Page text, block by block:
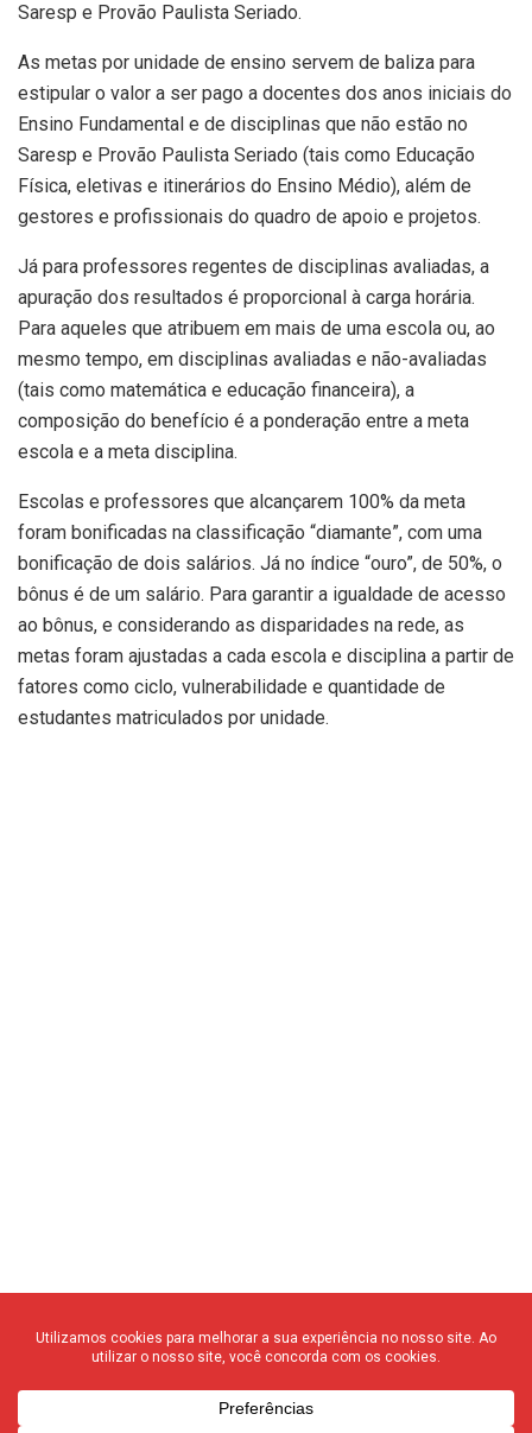
Saresp e Provão Paulista Seriado.
As metas por unidade de ensino servem de baliza para
estipular o valor a ser pago a docentes dos anos iniciais do
Ensino Fundamental e de disciplinas que não estão no
Saresp e Provão Paulista Seriado (tais como Educação
Física, eletivas e itinerários do Ensino Médio), além de
gestores e profissionais do quadro de apoio e projetos.
Já para professores regentes de disciplinas avaliadas, a
apuração dos resultados é proporcional à carga horária.
Para aqueles que atribuem em mais de uma escola ou, ao
mesmo tempo, em disciplinas avaliadas e não-avaliadas
(tais como matemática e educação financeira), a
composição do benefício é a ponderação entre a meta
escola e a meta disciplina.
Escolas e professores que alcançarem 100% da meta
foram bonificadas na classificação “diamante”, com uma
bonificação de dois salários. Já no índice “ouro”, de 50%, o
bônus é de um salário. Para garantir a igualdade de acesso
ao bônus, e considerando as disparidades na rede, as
metas foram ajustadas a cada escola e disciplina a partir de
fatores como ciclo, vulnerabilidade e quantidade de
estudantes matriculados por unidade.